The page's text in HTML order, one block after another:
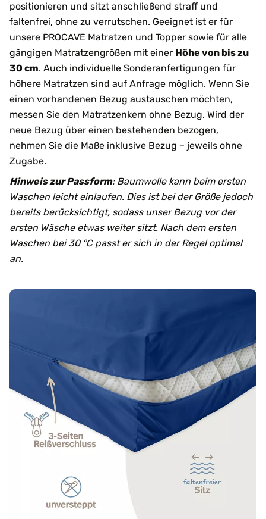
positionieren und sitzt anschließend straff und
faltenfrei, ohne zu verrutschen. Geeignet ist er für
unsere PROCAVE Matratzen und Topper sowie für alle
gängigen Matratzengrößen mit einer Höhe von bis zu
30 cm. Auch individuelle Sonderanfertigungen für
höhere Matratzen sind auf Anfrage möglich. Wenn Sie
einen vorhandenen Bezug austauschen möchten,
messen Sie den Matratzenkern ohne Bezug. Wird der
neue Bezug über einen bestehenden bezogen,
nehmen Sie die Maße inklusive Bezug – jeweils ohne
Zugabe.
Hinweis zur Passform: Baumwolle kann beim ersten
Waschen leicht einlaufen. Dies ist bei der Größe jedoch
bereits berücksichtigt, sodass unser Bezug vor der
ersten Wäsche etwas weiter sitzt. Nach dem ersten
Waschen bei 30 °C passt er sich in der Regel optimal
an.